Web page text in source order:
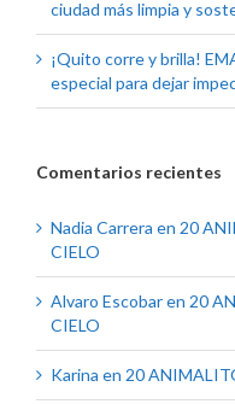
ciudad más limpia y
¡Quito corre y brilla!
especial para dejar
Comentarios recientes
Nadia Carrera en 20
CIELO
Alvaro Escobaren 20
CIELO
Karina en 20